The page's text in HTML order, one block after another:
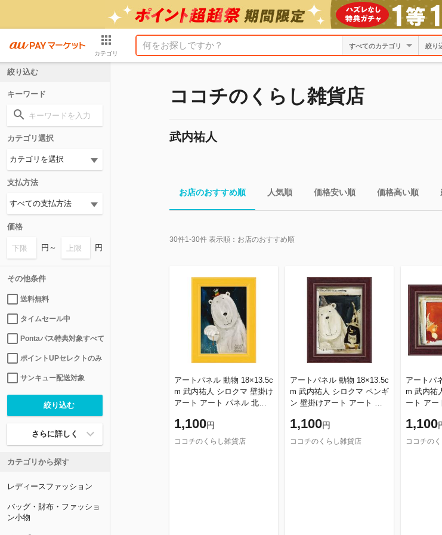
カテゴリ
絞り
ココチのくらし雑貨店
武内祐人
お店のおすすめ順 人気順 価格安い順 価格高い順
30件1-30件 表示順： お店のおすすめ順
アートパネル 動物 18×13.5c
m 武内祐人 シロクマ 壁掛け
アート アート パネル 北欧
インテリア 小さい 絵 か
1,100円
ココチのくらし雑貨店
アートパネル 動物 18×13.5c
m 武内祐人 シロクマ ペンギ
ン 壁掛けアート アート パ
子供部屋 インテリア 小
1,100円
ココチのくらし雑貨店
アートパ
m 武内祐
ート アー
ンテリア
1,100
ココチの
絞り込む
キーワード
カテゴリ選択
支払方法
価格
円～ 円
その他条件
送料無料
タイムセール中
Pontaパス特典対象すべて
ポイントUPセレクトのみ
サンキュー配送対象
さらに詳しく
カテゴリから探す
レディースファッション
バッグ・財布・ファッショ
ン小物